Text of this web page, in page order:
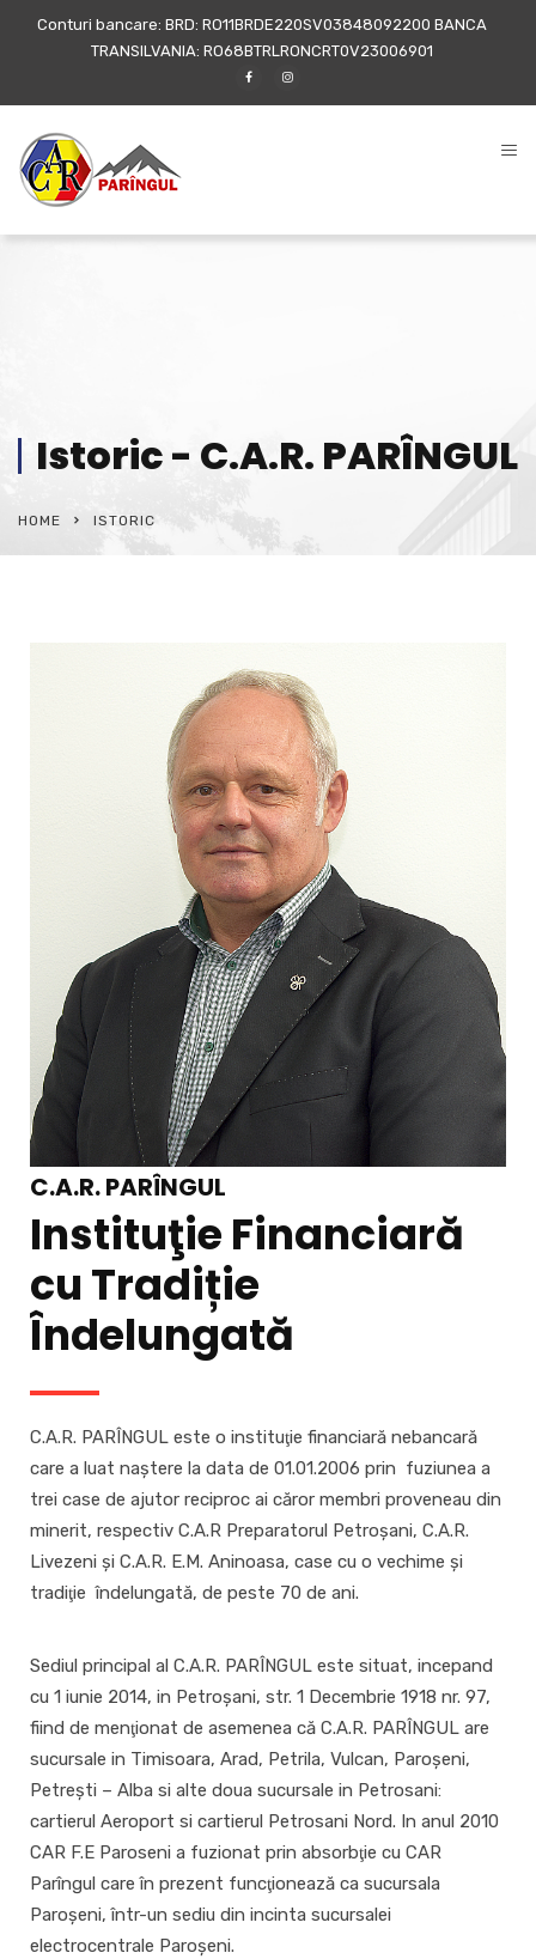
Conturi bancare: BRD: RO11BRDE220SV03848092200 BANCA
TRANSILVANIA: RO68BTRLRONCRT0V23006901
Istoric - C.A.R. PARÎNGUL
HOME ISTORIC
C.A.R. PARÎNGUL
Instituţie Financiară
cu Tradiție
Îndelungată
C.A.R. PARÎNGUL este o instituţie financiară nebancară
care a luat naştere la data de 01.01.2006 prin fuziunea a
trei case de ajutor reciproc ai căror membri proveneau din
minerit, respectiv C.A.R Preparatorul Petroşani, C.A.R.
Livezeni şi C.A.R. E.M. Aninoasa, case cu o vechime şi
tradiţie îndelungată, de peste 70 de ani.
Sediul principal al C.A.R. PARÎNGUL este situat, incepand
cu 1 iunie 2014, in Petroşani, str. 1 Decembrie 1918 nr. 97,
fiind de menţionat de asemenea că C.A.R. PARÎNGUL are
sucursale in Timisoara, Arad, Petrila, Vulcan, Paroșeni,
Petrești – Alba si alte doua sucursale in Petrosani:
cartierul Aeroport si cartierul Petrosani Nord. In anul 2010
CAR F.E Paroseni a fuzionat prin absorbţie cu CAR
Parîngul care în prezent funcţionează ca sucursala
Paroşeni, într-un sediu din incinta sucursalei
electrocentrale Paroşeni.